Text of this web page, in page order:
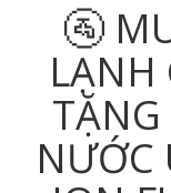
🚰
LẠNH
NƯỚC